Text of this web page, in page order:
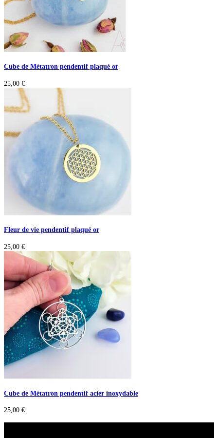
Cube de Métatron pendentif plaqué or
25,00 €
Fleur de vie pendentif plaqué or
25,00 €
Cube de Métatron pendentif acier inoxydable
25,00 €